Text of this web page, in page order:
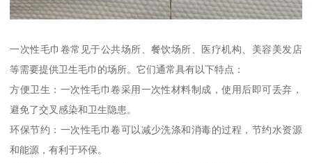
一次性毛巾卷常见于公共场所、餐饮场所、医疗机构、美容美发店
等需要提供卫生毛巾的场所。它们通常具有以下特点：
方便卫生：一次性毛巾卷采用一次性材料制成，使用后即可丢弃，
避免了交叉感染和卫生隐患。
环保节约：一次性毛巾卷可以减少洗涤和消毒的过程，节约水资源
和能源，有利于环保。